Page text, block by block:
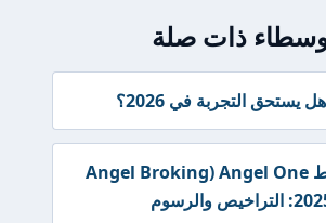
ذات صلة
مراجعة وسيط Angel One (Angel Broking